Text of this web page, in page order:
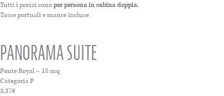
Tutti i prezzi sonoper persona in cabina doppia.
Tasse portuali e mance incluse
PANORAMA SUITE
Ponte Royal – 18 mq
Categoria P
3,37€